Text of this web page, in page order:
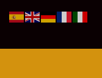
to